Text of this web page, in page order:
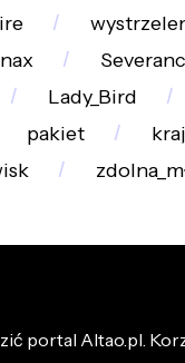
Lady_Bird
pakiet kraj
portal Altao.pl.